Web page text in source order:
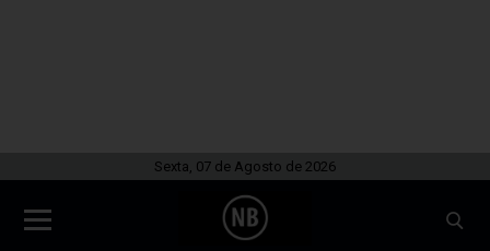
Sexta, 07 de Agosto de 2026